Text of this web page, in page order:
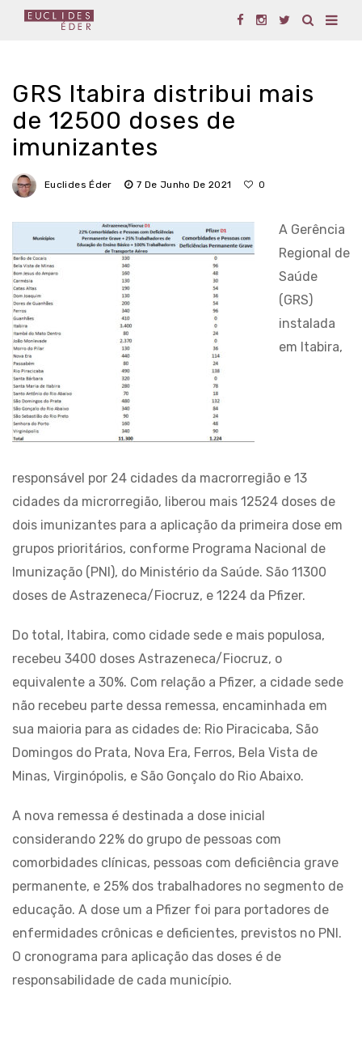
GRS Itabira distribui mais
de 12500 doses de
imunizantes
Euclides Éder 7 De Junho De 2021 0
A Gerência
Regional de
Saúde
(GRS)
instalada
em Itabira,
responsável por 24 cidades da macrorregião e 13
cidades da microrregião, liberou mais 12524 doses de
dois imunizantes para a aplicação da primeira dose em
grupos prioritários, conforme Programa Nacional de
Imunização (PNI), do Ministério da Saúde. São 11300
doses de Astrazeneca/Fiocruz, e 1224 da Pfizer.
Do total, Itabira, como cidade sede e mais populosa,
recebeu 3400 doses Astrazeneca/Fiocruz, o
equivalente a 30%. Com relação a Pfizer, a cidade sede
não recebeu parte dessa remessa, encaminhada em
sua maioria para as cidades de: Rio Piracicaba, São
Domingos do Prata, Nova Era, Ferros, Bela Vista de
Minas, Virginópolis, e São Gonçalo do Rio Abaixo.
A nova remessa é destinada a dose inicial
considerando 22% do grupo de pessoas com
comorbidades clínicas, pessoas com deficiência grave
permanente, e 25% dos trabalhadores no segmento de
educação. A dose um a Pfizer foi para portadores de
enfermidades crônicas e deficientes, previstos no PNI.
O cronograma para aplicação das doses é de
responsabilidade de cada município.